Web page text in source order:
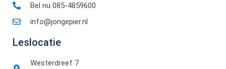
Bel nu 085-4859600
info@jongepier.nl
Leslocatie
Westerdreef 7